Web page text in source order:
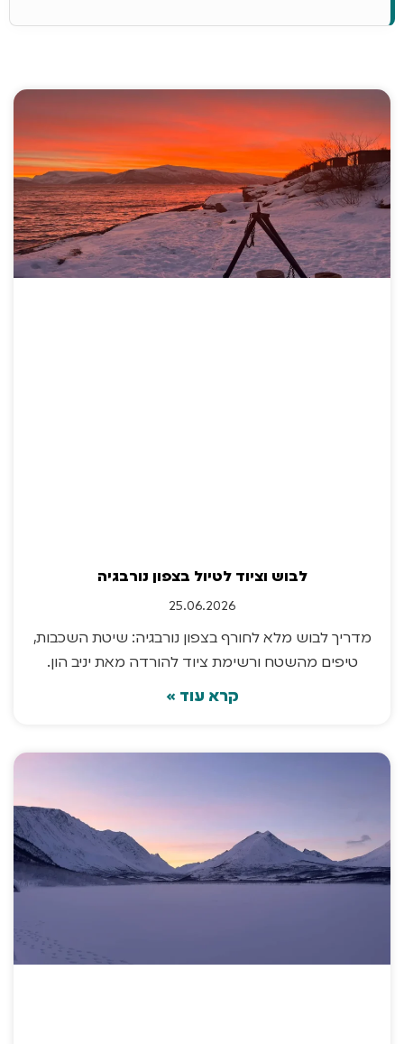
לבוש וציוד לטיול בצפון נורבגיה
25.06.2026
מדריך לבוש מלא לחורף בצפון נורבגיה: שיטת השכבות,
טיפים מהשטח ורשימת ציוד להורדה מאת יניב הון.
קרא עוד »